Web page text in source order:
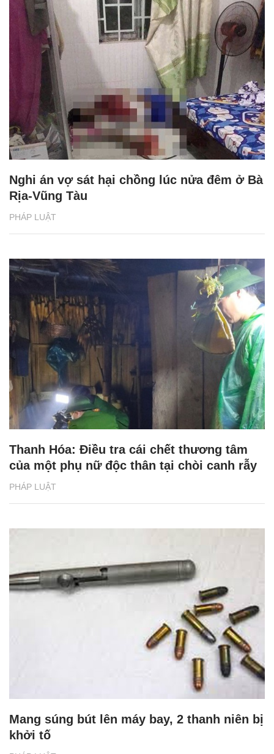
PHÁP LUẬT
Nghi án vợ sát hại chồng lúc nửa đêm ở Bà
Rịa-Vũng Tàu
PHÁP LUẬT
Thanh Hóa: Điều tra cái chết thương tâm
của một phụ nữ độc thân tại chòi canh rẫy
Mang súng bút lên máy bay, 2 thanh niên bị
khởi tố